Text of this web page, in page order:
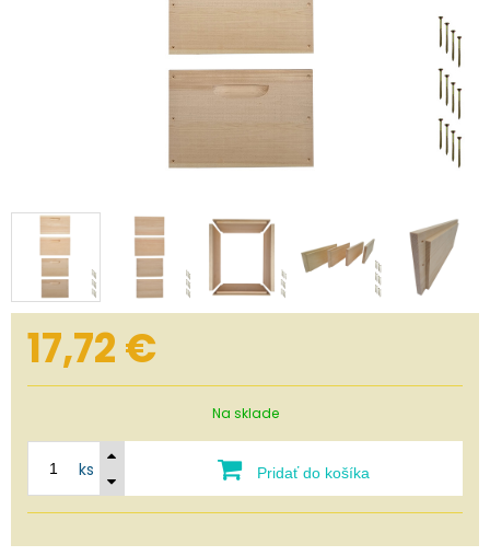
17,72€
Na sklade
ks Pridať do košíka